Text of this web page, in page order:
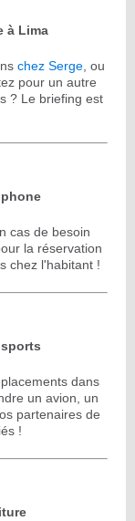
à Lima
chez Serge, ou
pour un autre
? Le briefing est
cas de besoin
la réservation
chez l'habitant !
dans
un avion, un
partenaires de
!